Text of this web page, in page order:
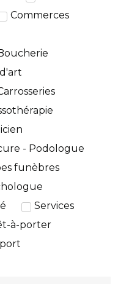
Commerces
- Podologue
funèbres
Services
à-porter